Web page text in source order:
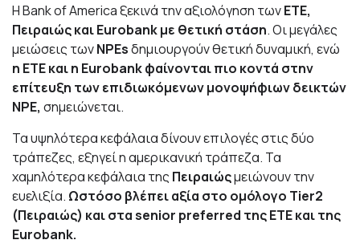
Η Bank of America ξεκινά την αξιολόγηση τωνΕΤΕ,
Πειραιώς και Eurobank με θετική στάση. Οι μεγάλες
μειώσεις τωνNPEsδημιουργούν θετική δυναμική, ενώ
η ΕΤΕ και η Eurobank φαίνονται πιο κοντά στην
επίτευξη των επιδιωκόμενων μονοψήφιων δεικτών
NPE, σημειώνεται.
Τα υψηλότερα κεφάλαια δίνουν επιλογές στις δύο
τράπεζες, εξηγεί η αμερικανική τράπεζα. Τα
χαμηλότερα κεφάλαια της Πειραιώςμειώνουν την
ευελιξία. Ωστόσο βλέπει αξία στο ομόλογο Τier2
(Πειραιώς) και στα senior preferred της ΕΤΕ και της
Eurobank.